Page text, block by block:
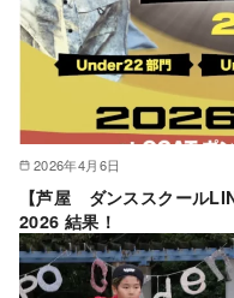
2026年4月6日
【芦屋 ダンススクール
2026 結果！